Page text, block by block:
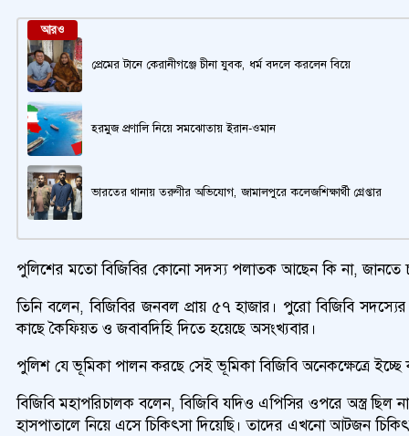
আরও
প্রেমের টানে কেরানীগঞ্জে চীনা যুবক, ধর্ম বদলে করলেন বিয়ে
হরমুজ প্রণালি নিয়ে সমঝোতায় ইরান-ওমান
ভারতের থানায় তরুণীর অভিযোগ, জামালপুরে কলেজশিক্ষার্থী গ্রেপ্তার
পুলিশের মতো বিজিবির কোনো সদস্য পলাতক আছেন কি না, জানতে
তিনি বলেন, বিজিবির জনবল প্রায় ৫৭ হাজার। পুরো বিজিবি
কাছে কৈফিয়ত ও জবাবদিহি দিতে হয়েছে অসংখ্যবার।
পুলিশ যে ভূমিকা পালন করছে সেই ভূমিকা বিজিবি অনেকক্ষেত্রে
বিজিবি মহাপরিচালক বলেন, বিজিবি যদিও এপিসির ওপরে অস্ত্র
হাসপাতালে নিয়ে এসে চিকিৎসা দিয়েছি। তাদের এখনো আটজন